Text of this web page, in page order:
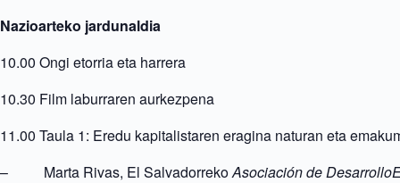
Nazioarteko jardunaldia
10.00 Ongi etorria eta harrera
10.30 Film laburraren aurkezpena
11.00 Taula 1: Eredu kapitalistaren eragina naturan eta
–
Marta Rivas, El SalvadorrekoAsociación de